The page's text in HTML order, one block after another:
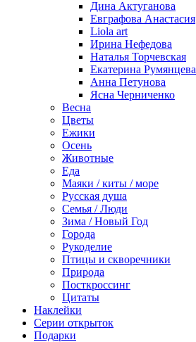
Дина Актуганова
Евграфова Анастасия
Liola art
Ирина Нефедова
Наталья Торчевская
Екатерина Румянцева
Анна Петунова
Ясна Черниченко
Весна
Цветы
Ежики
Осень
Животные
Еда
Маяки / киты / море
Русская душа
Семья / Люди
Зима / Новый Год
Города
Рукоделие
Птицы и скворечники
Природа
Посткроссинг
Цитаты
Наклейки
Серии открыток
Подарки